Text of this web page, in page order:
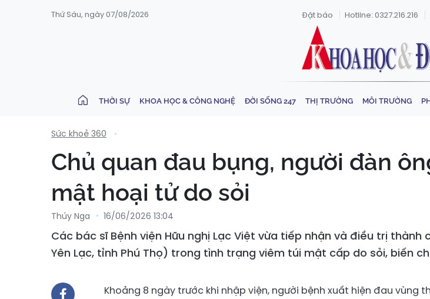
Thứ Sáu, ngày 07/08/2026 Đặt báo Hotline: 0327.216.216
THỜI SỰ KHOA HỌC & CÔNG NGHỆ ĐỜI SỐNG 247 THỊ TRƯỜNG MÔI TRƯỜNG
Sức khoẻ 360
Chủ quan đau bụng, người đàn
mật hoại tử do sỏi
Thúy Nga 16/06/2026 13:04
Các bác sĩ Bệnh viện Hữu nghị Lạc Việt vừa tiếp nhận và điều trị
Yên Lạc, tỉnh Phú Thọ) trong tình trạng viêm túi mật cấp do sỏi, biến
Khoảng 8 ngày trước khi nhập viện, người bệnh xuất hiện đau vùng